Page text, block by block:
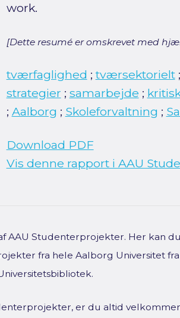
work.
[Dette resumé er omskrevet med
tværfaglighed ;tværsektorielt
strategier ; samarbejde ;
; Aalborg ; Skoleforvaltning ;
Download PDF
Vis denne rapport i AAU
AAU Studenterprojekter. Her kan
fra hele Aalborg Universitet
er du altid